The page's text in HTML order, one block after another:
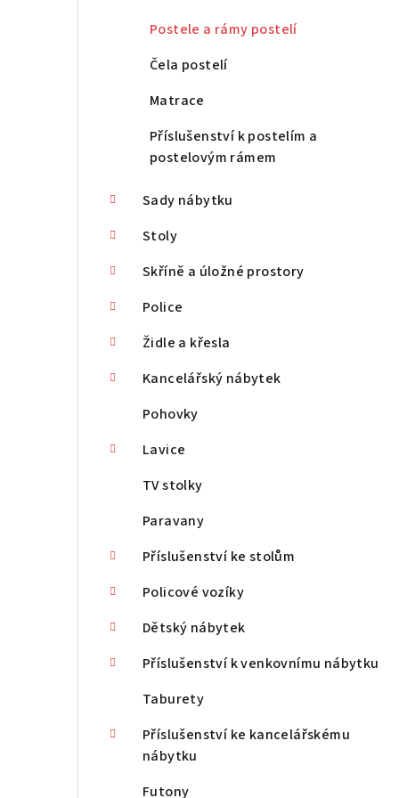
Postele a rámy postelí
Čela postelí
Matrace
Příslušenství k postelím a
postelovým rámem
Sady nábytku
Stoly
Skříně a úložné prostory
Police
Židle a křesla
Kancelářský nábytek
Pohovky
Lavice
TV stolky
Paravany
Příslušenství ke stolům
Policové vozíky
Dětský nábytek
Příslušenství k venkovnímu nábytku
Taburety
Příslušenství ke kancelářskému
nábytku
Futony